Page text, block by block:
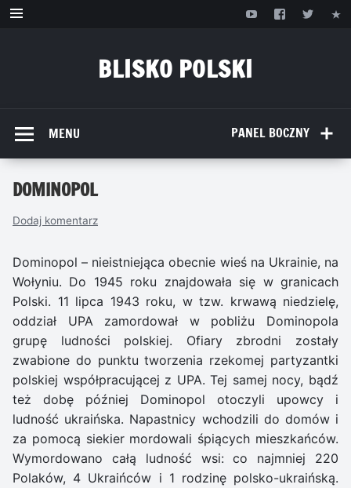
Przejdź
BLISKO POLSKI
PANEL BOCZNY
MENU
DOMINOPOL
Dodaj komentarz
Dominopol – nieistniejąca obecnie wieś na Ukrainie, na
Wołyniu. Do 1945 roku znajdowała się w granicach
Polski. 11 lipca 1943 roku, w tzw. krwawą niedzielę,
oddział UPA zamordował w pobliżu Dominopola
grupę ludności polskiej. Ofiary zbrodni zostały
zwabione do punktu tworzenia rzekomej partyzantki
polskiej współpracującej z UPA. Tej samej nocy, bądź
też dobę później Dominopol otoczyli upowcy i
ludność ukraińska. Napastnicy wchodzili do domów i
za pomocą siekier mordowali śpiących mieszkańców.
Wymordowano całą ludność wsi: co najmniej 220
Polaków, 4 Ukraińców i 1 rodzinę polsko-ukraińską.